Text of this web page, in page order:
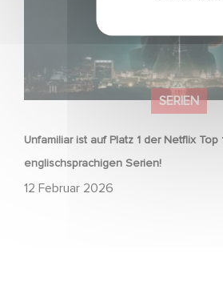
SERIEN
Unfamiliar ist auf Platz 1 der Netflix Top
englischsprachigen Serien!
12 Februar 2026